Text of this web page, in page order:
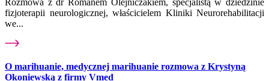
fizjoterapii neurologicznej, właścicielem Kliniki Neurorehabilitacji
we...
O marihuanie, medycznej marihuanie rozmowa z Krystyną
Okoniewską z firmy Vmed